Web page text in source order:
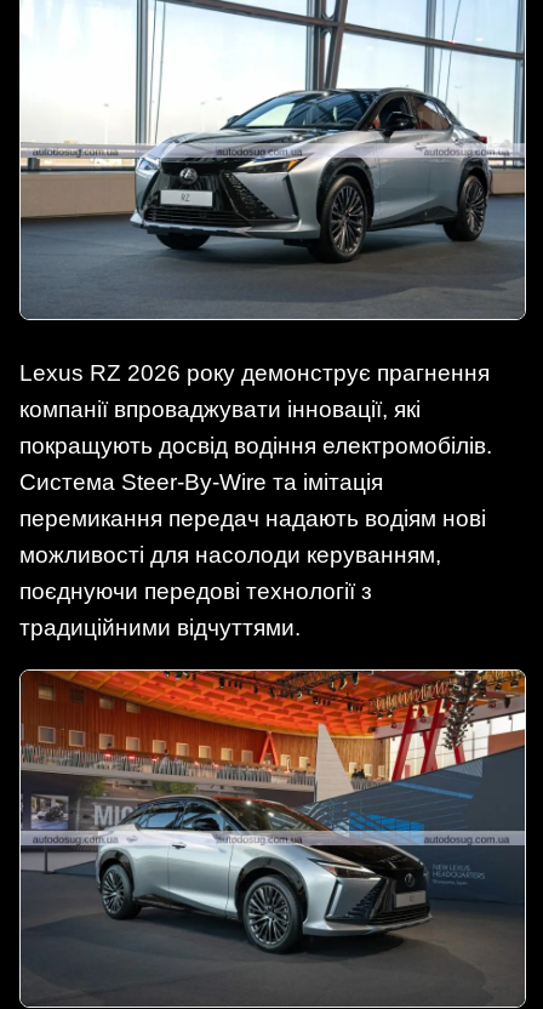
Lexus RZ 2026 року демонструє прагнення
компанії впроваджувати інновації, які
покращують досвід водіння електромобілів.
Система Steer-By-Wire та імітація
перемикання передач надають водіям нові
можливості для насолоди керуванням,
поєднуючи передові технології з
традиційними відчуттями.